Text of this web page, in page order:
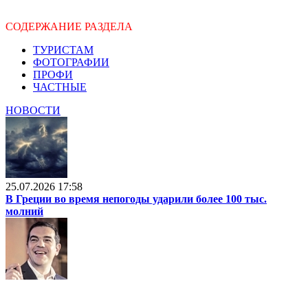
СОДЕРЖАНИЕ РАЗДЕЛА
ТУРИСТАМ
ФОТОГРАФИИ
ПРОФИ
ЧАСТНЫЕ
НОВОСТИ
25.07.2026 17:58
В Греции во время непогоды ударили более 100 тыс.
молний